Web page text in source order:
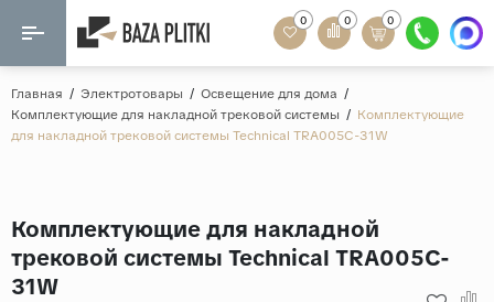
Назад
Керамогранит
Формат
20x120
80x160
Мозаика
Кварц-винил
0 0 0
Главная / Электротовары / Освещение для дома /
Комплектующие для накладной трековой системы / Комплектующие
для накладной трековой системы Technical TRA005C-31W
Комплектующие для накладной
трековой системы Technical TRA005C-
31W